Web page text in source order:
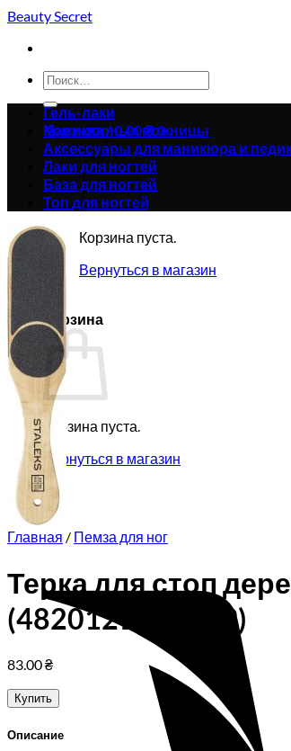
Skip
content
Beauty Secret
Искать:
Корзина /0.00₴0
Корзина пуста.
Вернуться в магазин
Корзина
Корзина пуста.
Вернуться в магазин
Гель-лаки
Маникюрные ножницы
Аксессуары для маникюра и
Лаки для ногтей
База для ногтей
Топ для ногтей
Главная / Пемза для ног
Терка для стоп
(4820121591289)
83.00₴
Купить
Описание